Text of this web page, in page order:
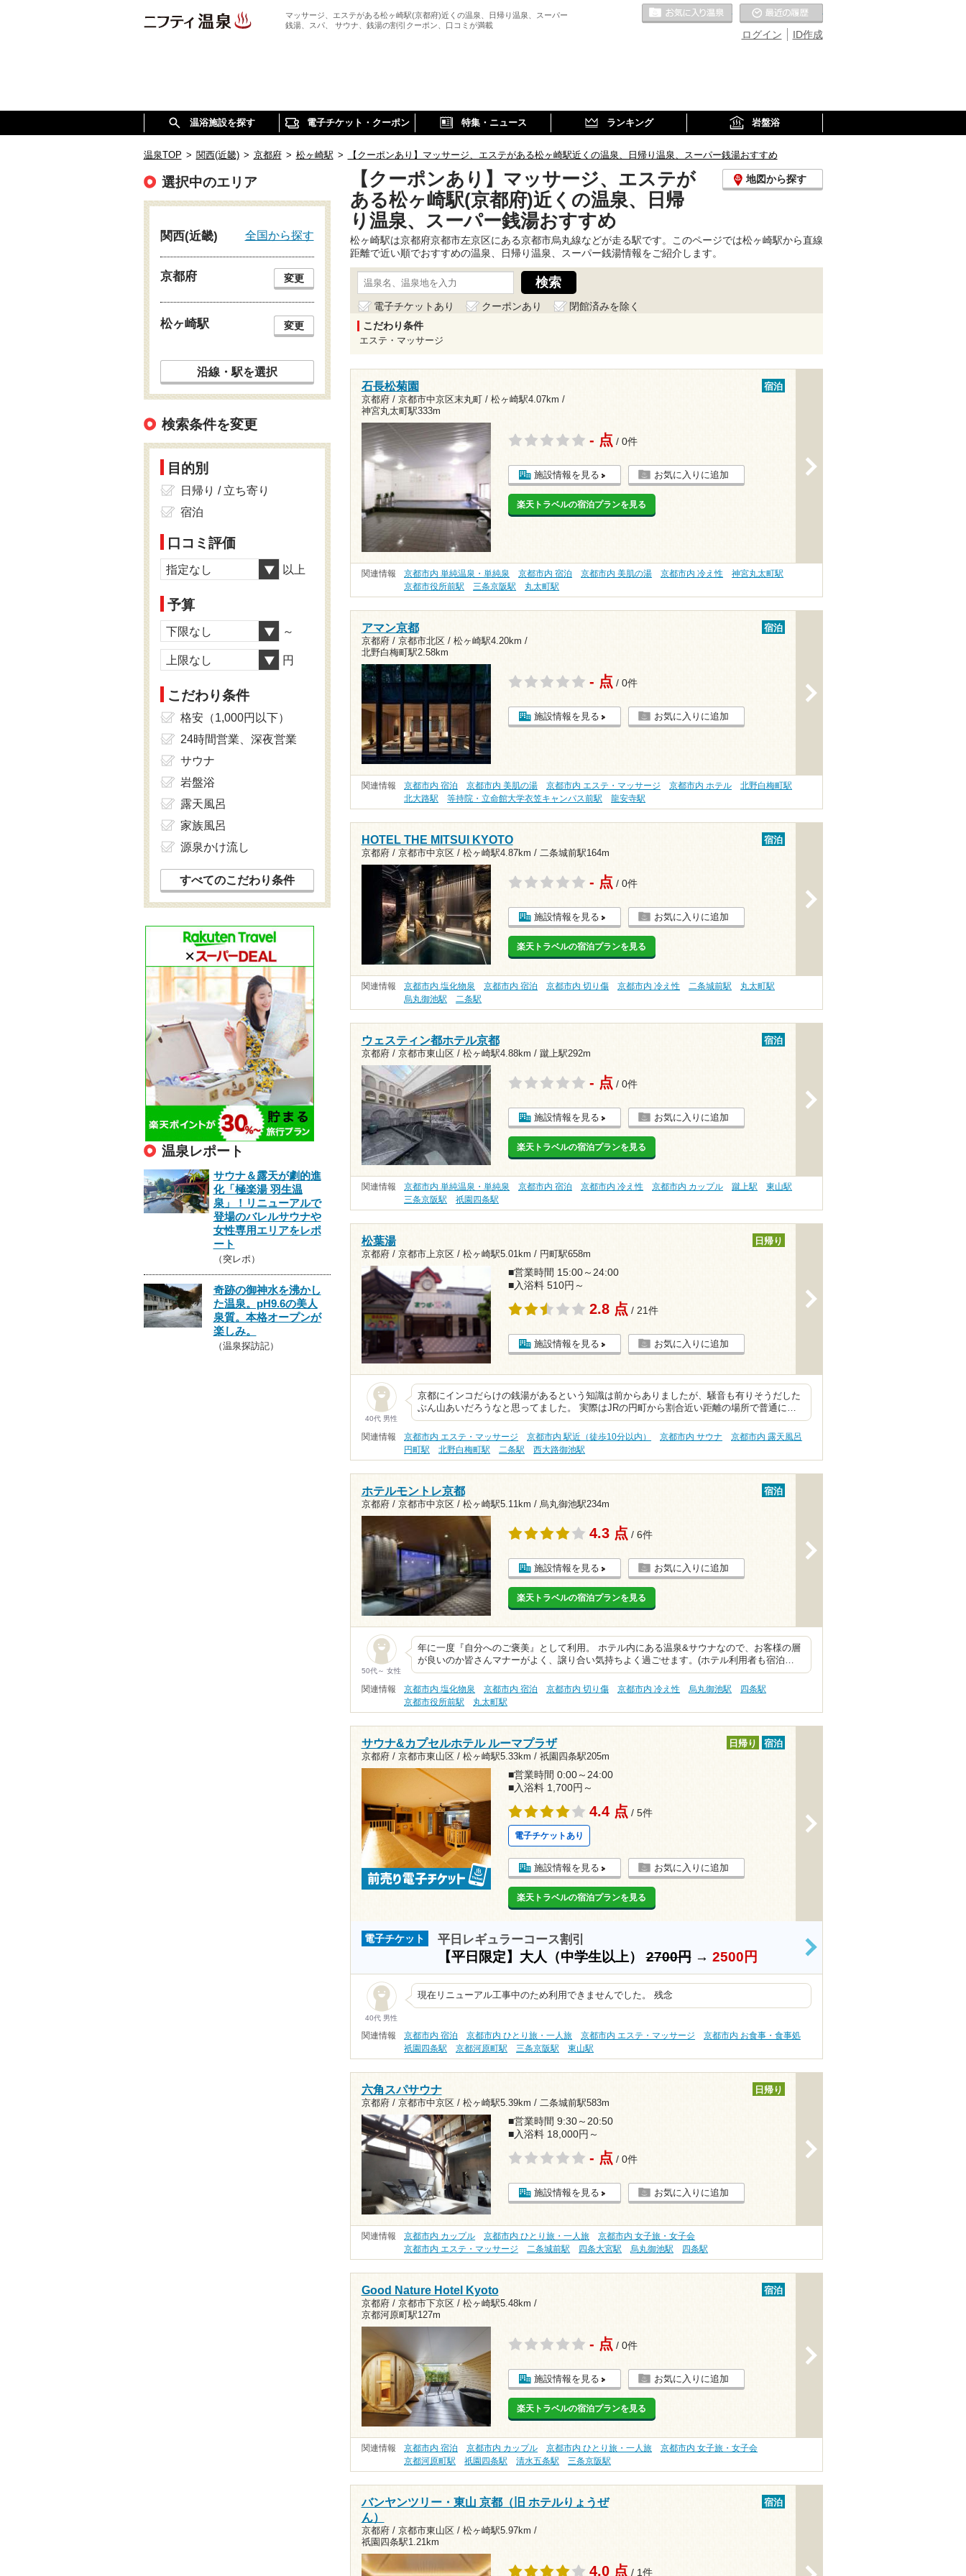
マッサージ、エステがある松ヶ崎駅(京都府)近くの温泉、日帰り温泉、スーパー
銭湯、スパ、 サウナ、銭湯の割引クーポン、口コミが満載
ID作成
ログイン
お気に入りの温泉
温浴施設を探す 電子チケット・クーポン 特集・ニュース ランキング 岩盤浴
温泉TOP > 関西(近畿) > 京都府 > 松ヶ崎駅 > 【クーポンあり】マッサージ、エステがある松ヶ崎駅近くの温泉、日帰り温泉、スーパー銭湯おすすめ
【クーポンあり】マッサージ、エステが
ある松ヶ崎駅(京都府)近くの温泉、日帰
り温泉、スーパー銭湯おすすめ
地図から探す
松ヶ崎駅は京都府京都市左京区にある京都市烏丸線などが走る駅です。このページでは松ヶ崎駅から直線
距離で近い順でおすすめの温泉、日帰り温泉、スーパー銭湯情報をご紹介します。
電子チケットあり クーポンあり
閉館済みを除く
こだわり条件
エステ・マッサージ
石長松菊園
京都府 / 京都市中京区末丸町 / 松ヶ崎駅4.07km /
神宮丸太町駅333m
宿泊
- 点 / 0件
施設情報を見る お気に入りに追加
楽天トラベルの宿泊プランを見る
関連情報 京都市内 単純温泉・単純泉 京都市内 宿泊 京都市内 美肌の湯 京都市内 冷え性
神宮丸太町駅
京都市役所前駅
三条京阪駅 丸太町駅
アマン京都
京都府 / 京都市北区 / 松ヶ崎駅4.20km /
北野白梅町駅2.58km
宿泊
- 点 / 0件
施設情報を見る お気に入りに追加
関連情報 京都市内 宿泊 京都市内 美肌の湯 京都市内 エステ・マッサージ 京都市内 ホテル
北野白梅町駅
北大路駅
等持院・立命館大学衣笠キャンパス前駅 龍安寺駅
HOTEL THE MITSUI KYOTO
京都府 / 京都市中京区 / 松ヶ崎駅4.87km / 二条城前駅164m
宿泊
- 点 / 0件
施設情報を見る お気に入りに追加
楽天トラベルの宿泊プランを見る
関連情報 京都市内 塩化物泉 京都市内 宿泊 京都市内 切り傷 京都市内 冷え性 二条城前駅
丸太町駅
烏丸御池駅
二条駅
ウェスティン都ホテル京都
京都府 / 京都市東山区 / 松ヶ崎駅4.88km / 蹴上駅292m
宿泊
- 点 / 0件
施設情報を見る お気に入りに追加
楽天トラベルの宿泊プランを見る
関連情報 京都市内 単純温泉・単純泉 京都市内 宿泊 京都市内 冷え性 京都市内 カップル 蹴上駅
東山駅
三条京阪駅
祇園四条駅
松葉湯
京都府 / 京都市上京区 / 松ヶ崎駅5.01km / 円町駅658m
日帰り
■営業時間 15:00～24:00
■入浴料 510円～
2.8 点 / 21件
施設情報を見る お気に入りに追加
40代 男性
京都にインコだらけの銭湯があるという知識は前からありましたが、騒音も有りそうだした
ぶん山あいだろうなと思ってました。 実際はJRの円町から割合近い距離の場所で普通に…
関連情報 京都市内 エステ・マッサージ 京都市内 駅近（徒歩10分以内） 京都市内 サウナ
京都市内 露天風呂
円町駅
北野白梅町駅 二条駅 西大路御池駅
ホテルモントレ京都
京都府 / 京都市中京区 / 松ヶ崎駅5.11km / 烏丸御池駅234m
宿泊
4.3 点 / 6件
施設情報を見る お気に入りに追加
楽天トラベルの宿泊プランを見る
50代～ 女性
年に一度『自分へのご褒美』として利用。 ホテル内にある温泉&サウナなので、お客様の層
が良いのか皆さんマナーがよく、譲り合い気持ちよく過ごせます。(ホテル利用者も宿泊…
関連情報 京都市内 塩化物泉 京都市内 宿泊 京都市内 切り傷 京都市内 冷え性 烏丸御池駅
四条駅
京都市役所前駅
丸太町駅
サウナ&カプセルホテル ルーマプラザ
京都府 / 京都市東山区 / 松ヶ崎駅5.33km / 祇園四条駅205m
日帰り 宿泊
■営業時間 0:00～24:00
■入浴料 1,700円～
4.4 点 / 5件
電子チケットあり
施設情報を見る お気に入りに追加
楽天トラベルの宿泊プランを見る
電子チケット 平日レギュラーコース割引
【平日限定】大人（中学生以上）2700円→ 2500円 >
40代 男性
現在リニューアル工事中のため利用できませんでした。 残念
関連情報 京都市内 宿泊 京都市内 ひとり旅・一人旅 京都市内 エステ・マッサージ
京都市内 お食事・食事処
祇園四条駅
京都河原町駅 三条京阪駅 東山駅
六角スパサウナ
京都府 / 京都市中京区 / 松ヶ崎駅5.39km / 二条城前駅583m
日帰り
■営業時間 9:30～20:50
■入浴料 18,000円～
- 点 / 0件
施設情報を見る お気に入りに追加
関連情報 京都市内 カップル 京都市内 ひとり旅・一人旅
京都市内 女子旅・女子会
京都市内 エステ・マッサージ
二条城前駅 四条大宮駅 烏丸御池駅 四条駅
Good Nature Hotel Kyoto
京都府 / 京都市下京区 / 松ヶ崎駅5.48km /
京都河原町駅127m
宿泊
- 点 / 0件
施設情報を見る お気に入りに追加
楽天トラベルの宿泊プランを見る
関連情報 京都市内 宿泊 京都市内 カップル 京都市内 ひとり旅・一人旅
京都市内 女子旅・女子会
京都河原町駅
祇園四条駅 清水五条駅 三条京阪駅
バンヤンツリー・東山 京都（旧 ホテルりょうぜ
ん）
京都府 / 京都市東山区 / 松ヶ崎駅5.97km /
祇園四条駅1.21km
宿泊
4.0 点 / 1件
選択中のエリア
関西(近畿) 全国から探す
京都府 変更
松ヶ崎駅 変更
沿線・駅を選択
検索条件を変更
目的別
日帰り / 立ち寄り
宿泊
口コミ評価
指定なし 以上
予算
下限なし ～
上限なし 円
こだわり条件
格安（1,000円以下）
24時間営業、深夜営業
サウナ
岩盤浴
露天風呂
家族風呂
源泉かけ流し
すべてのこだわり条件
温泉レポート
サウナ＆露天が劇的進
化「極楽湯 羽生温
泉」！リニューアルで
登場のバレルサウナや
女性専用エリアをレポ
ート
（突レポ）
奇跡の御神水を沸かし
た温泉。pH9.6の美人
泉質。本格オープンが
楽しみ。
（温泉探訪記）